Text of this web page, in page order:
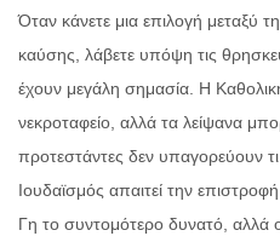
Όταν κάνετε μια επιλογή μεταξύ
καύσης, λάβετε υπόψη τις
έχουν μεγάλη σημασία. Η
νεκροταφείο, αλλά τα λείψανα
προτεστάντες δεν υπαγορεύουν
Ιουδαϊσμός απαιτεί την
Γη το συντομότερο δυνατό, αλλά